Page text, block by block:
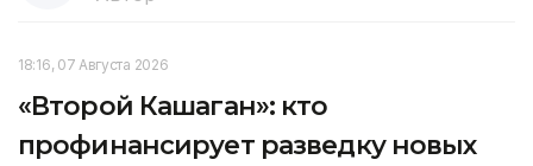
18:16, 07 Августа 2026
«Второй Кашаган»: кто
профинансирует разведку новых